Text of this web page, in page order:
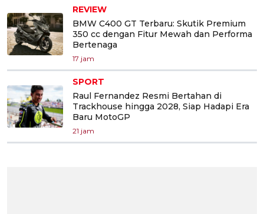
REVIEW
BMW C400 GT Terbaru: Skutik Premium
350 cc dengan Fitur Mewah dan Performa
Bertenaga
17 jam
SPORT
Raul Fernandez Resmi Bertahan di
Trackhouse hingga 2028, Siap Hadapi Era
Baru MotoGP
21 jam